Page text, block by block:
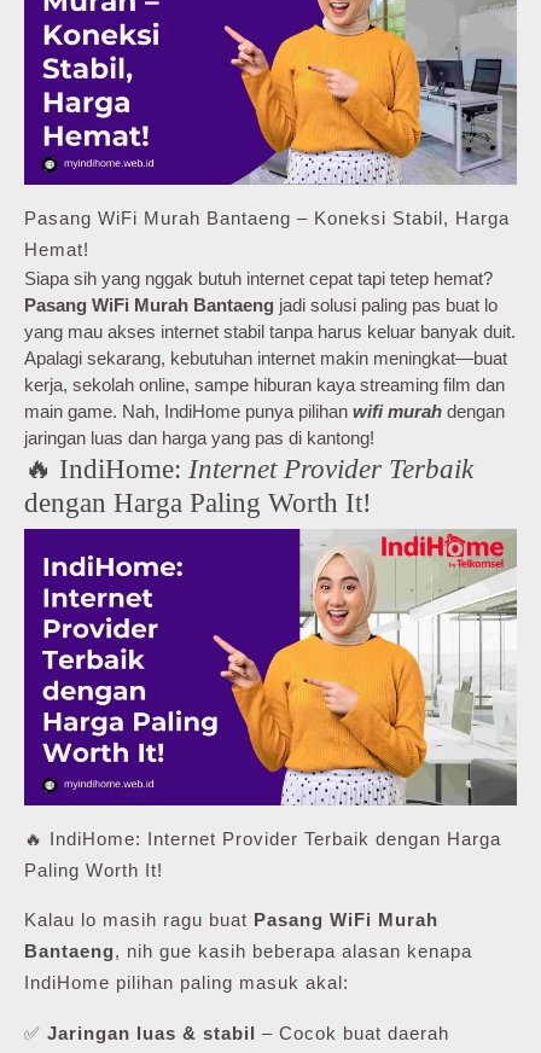
Pasang WiFi Murah Bantaeng – Koneksi Stabil, Harga
Hemat!
Siapa sih yang nggak butuh internet cepat tapi tetep hemat?
Pasang WiFi Murah Bantaeng jadi solusi paling pas buat lo
yang mau akses internet stabil tanpa harus keluar banyak duit.
Apalagi sekarang, kebutuhan internet makin meningkat—buat
kerja, sekolah online, sampe hiburan kaya streaming film dan
main game. Nah, IndiHome punya pilihan wifi murah dengan
jaringan luas dan harga yang pas di kantong!
🔥 IndiHome: Internet Provider Terbaik
dengan Harga Paling Worth It!
🔥 IndiHome: Internet Provider Terbaik dengan Harga
Paling Worth It!
Kalau lo masih ragu buat Pasang WiFi Murah
Bantaeng, nih gue kasih beberapa alasan kenapa
IndiHome pilihan paling masuk akal:
✅ Jaringan luas & stabil – Cocok buat daerah